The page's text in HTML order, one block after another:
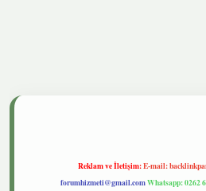
Reklam ve İletişim:E-mail:
forumhizmeti@gmail.comWhatsapp: 0262